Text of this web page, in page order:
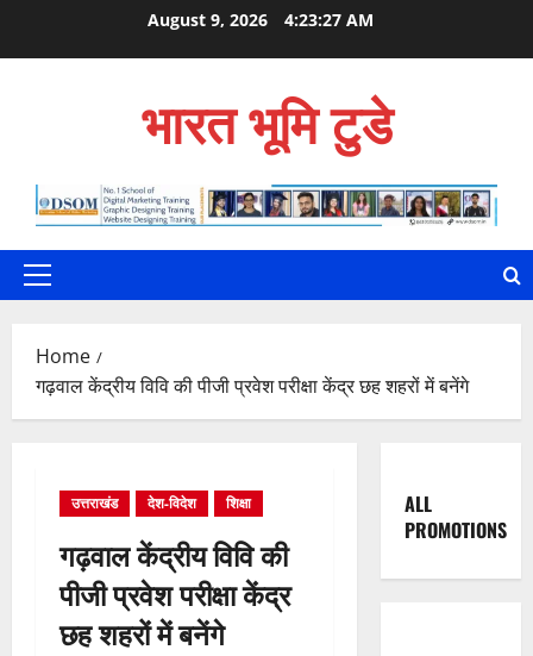
August 9, 2026 4:23:28 AM
भारत भूमि टुडे
Primary
Home
गढ़वाल केंद्रीय विवि की पीजी प्रवेश परीक्षा केंद्र छह शहरों में बनेंगे
उत्तराखंड देश-विदेश शिक्षा
गढ़वाल केंद्रीय विवि की
पीजी प्रवेश परीक्षा केंद्र
छह शहरों में बनेंगे
ALL
PROMOTIONS